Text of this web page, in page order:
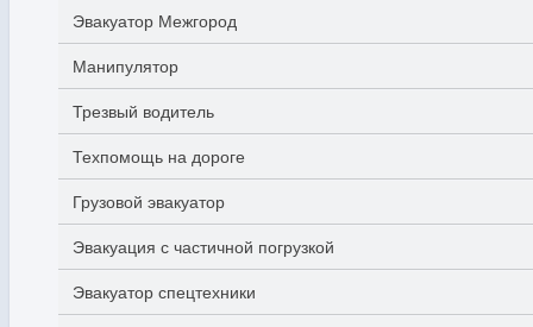
Эвакуатор Межгород
Манипулятор
Трезвый водитель
Техпомощь на дороге
Грузовой эвакуатор
Эвакуация с частичной погрузкой
Эвакуатор спецтехники